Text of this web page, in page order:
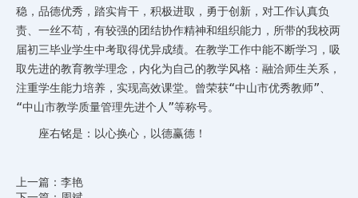
稳，品德优秀，踏实肯干，积极进取，勇于创新，对工作认真负
责、一丝不苟，有较强的团结协作精神和组织能力，所带的我校两
届初三毕业学生中考取得优异成绩。在教学工作中能不断学习，吸
取先进的教育教学理念，内化为自己的教学风格：融洽师生关系，
注重学生能力培养，实现高效课堂。曾荣获“中山市优秀教师”、
“中山市教学质量管理先进个人”等称号。
座右铭是：以心换心，以德赢德！
上一篇：李艳